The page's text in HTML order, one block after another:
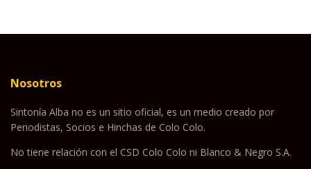
Nosotros
Sintonía Alba no es un sitio oficial, es un medio creado por
Periodistas, Socios e Hinchas de Colo Colo.
No tiene relación con el CSD Colo Colo ni Blanco & Negro S.A.